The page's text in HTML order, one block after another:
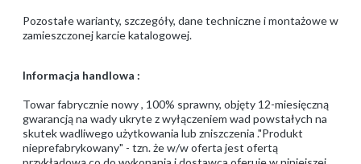
Pozostałe warianty, szczegóły, dane techniczne i montażowe w
zamieszczonej karcie katalogowej.
Informacja handlowa :
Towar fabrycznie nowy , 100% sprawny, objęty 12-miesięczną
gwarancją na wady ukryte z wyłączeniem wad powstałych na
skutek wadliwego użytkowania lub zniszczenia ."Produkt
nieprefabrykowany" - tzn. że w/w oferta jest ofertą